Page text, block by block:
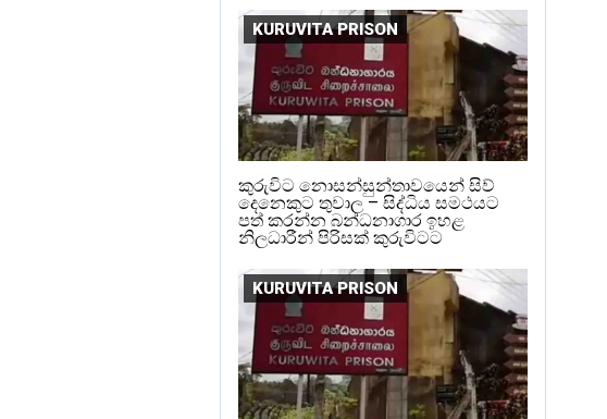
KURUVITA PRISON
කුරුවිට නොසන්සුන්තාවයෙන් සිව්
දෙනෙකුට තුවාල – සිද්ධිය සමථයට
පත් කරන්න බන්ධනාගාර ඉහළ
නිලධාරීන් පිරිසක් කුරුවිටට
KURUVITA PRISON